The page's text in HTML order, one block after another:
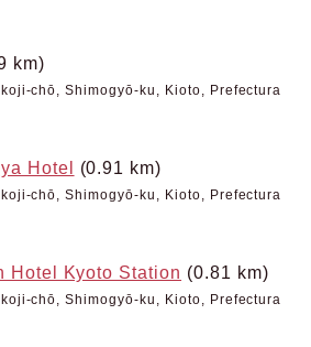
km)
chō, Shimogyō-ku, Kioto, Prefectura
Hotel (0.91 km)
chō, Shimogyō-ku, Kioto, Prefectura
Hotel Kyoto Station (0.81 km)
chō, Shimogyō-ku, Kioto, Prefectura